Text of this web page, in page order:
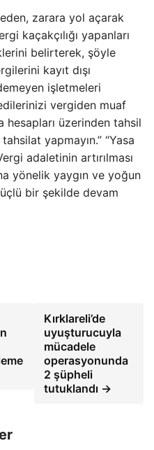
zarara yol açarak
kaçakçılığı yapanları
belirterek, şöyle
kayıt dışı
işletmeleri
vergiden muaf
üzerinden tahsil
yapmayın.” “Yasa
adaletinin artırılması
yönelik yaygın ve yoğun
bir şekilde devam
Kırklareli’de
uyuşturucuyla
mücadele
operasyonunda
2 şüpheli
tutuklandı →